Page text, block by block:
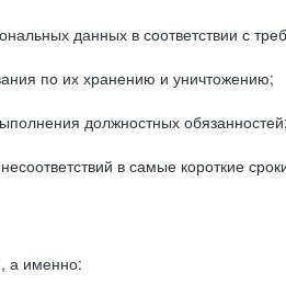
данных в соответствии с
по их хранению и уничтожению;
должностных обязанностей;
в самые короткие
а именно: